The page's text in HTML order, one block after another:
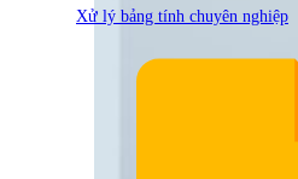
Xử lý bảng tính chuyên nghiệp